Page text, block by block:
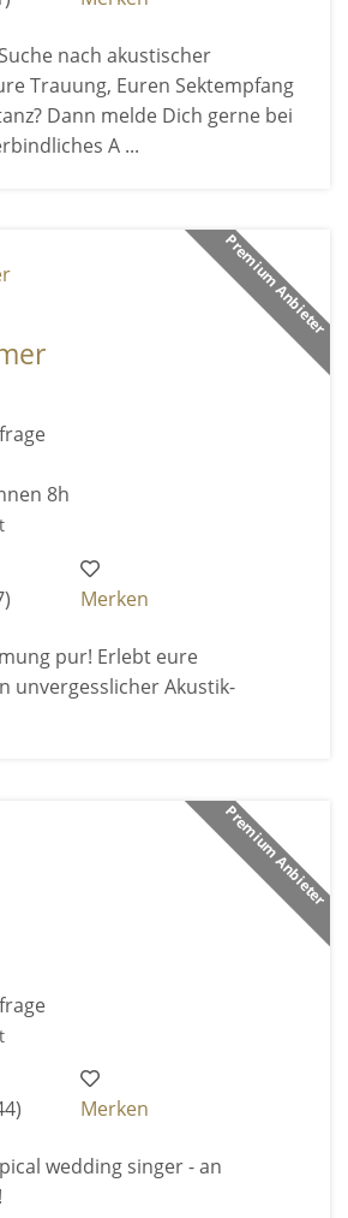
nach akustischer
Trauung, Euren Sektempfang
Dann melde Dich gerne bei
A ...
Premium Anbieter
8h
Merken
pur! Erlebt eure
unvergesslicher Akustik-
Premium Anbieter
Merken
wedding singer - an